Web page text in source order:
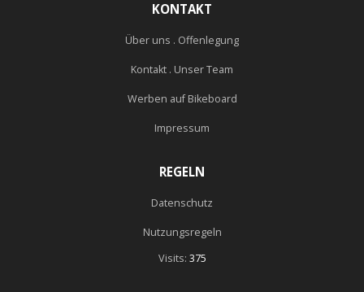
KONTAKT
Über uns . Offenlegung
Kontakt . Unser Team
Werben auf Bikeboard
Impressum
REGELN
Datenschutz
Nutzungsregeln
Visits: 375